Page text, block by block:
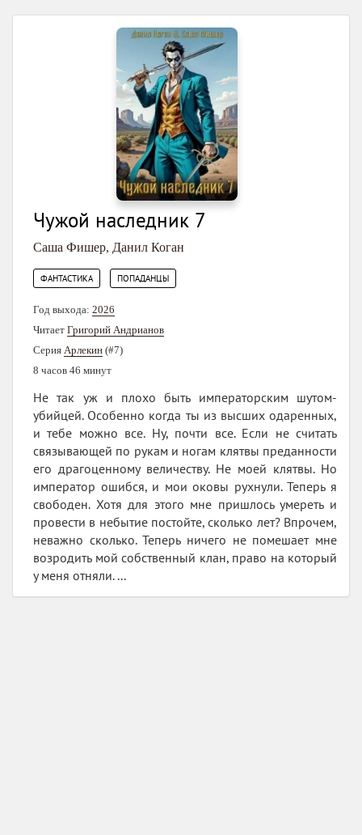
Чужой наследник 7
Саша Фишер, Данил Коган
ФАНТАСТИКА ПОПАДАНЦЫ
Год выхода: 2026
Читает Григорий Андрианов
Серия Арлекин (#7)
8 часов 46 минут
Не так уж и плохо быть императорским шутом-
убийцей. Особенно когда ты из высших одаренных,
и тебе можно все. Ну, почти все. Если не считать
связывающей по рукам и ногам клятвы преданности
его драгоценному величеству. Не моей клятвы. Но
император ошибся, и мои оковы рухнули. Теперь я
свободен. Хотя для этого мне пришлось умереть и
провести в небытие постойте, сколько лет? Впрочем,
неважно сколько. Теперь ничего не помешает мне
возродить мой собственный клан, право на который
у меня отняли. ...